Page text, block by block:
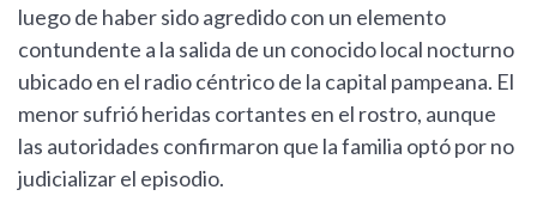
luego de haber sido agredido con un elemento
contundente a la salida de un conocido local nocturno
ubicado en el radio céntrico de la capital pampeana. El
menor sufrió heridas cortantes en el rostro, aunque
las autoridades confirmaron que la familia optó por no
judicializar el episodio.